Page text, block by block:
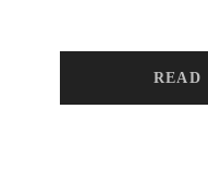
READ